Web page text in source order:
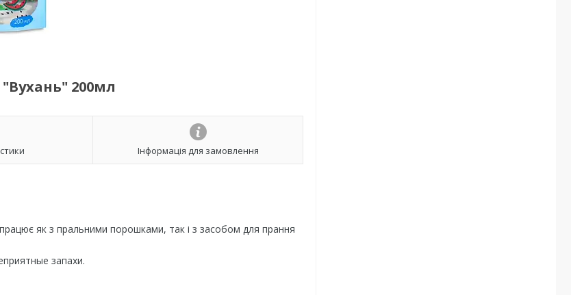
200мл
Інформація для замовлення
як з пральними порошками, так і з засобом для прання
запахи.